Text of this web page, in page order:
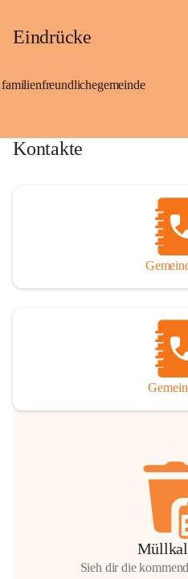
Eindrücke
familienfreundlichegemeinde
Kontakte
Sieh dir die